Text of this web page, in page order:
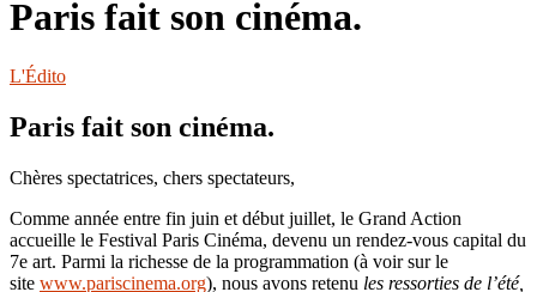
Paris fait son cinéma.
L'Édito
Paris fait son cinéma.
Chères spectatrices, chers spectateurs,
Comme année entre fin juin et début juillet, le Grand Action
accueille le Festival Paris Cinéma, devenu un rendez-vous capital du
7e art. Parmi la richesse de la programmation (à voir sur le
site www.pariscinema.org), nous avons retenu les ressorties de l’été,